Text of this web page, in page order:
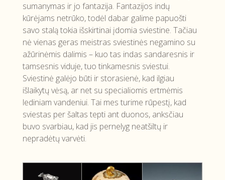
sumanymas ir jo fantazija. Fantazijos indų
kūrėjams netrūko, todėl dabar galime papuošti
savo stalą tokia išskirtinai įdomia sviestine. Tačiau
nė vienas geras meistras sviestinės negamino su
ažūrinėmis dalimis – kuo tas indas sandaresnis ir
tamsesnis viduje, tuo tinkamesnis sviestui.
Sviestinė galėjo būti ir storasienė, kad ilgiau
išlaikytų vėsą, ar net su specialiomis ertmėmis
lediniam vandeniui. Tai mes turime rūpestį, kad
sviestas per šaltas tepti ant duonos, anksčiau
buvo svarbiau, kad jis pernelyg neatšiltų ir
nepradėtų varvėti.